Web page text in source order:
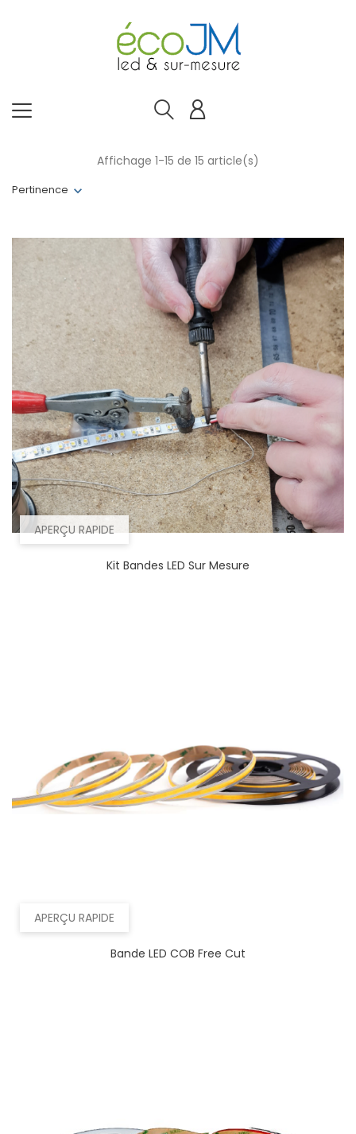
Pertinence
Affichage 1-15 de 15 article(s)
APERÇU RAPIDE
Kit Bandes LED Sur Mesure
APERÇU RAPIDE
Bande LED COB Free Cut